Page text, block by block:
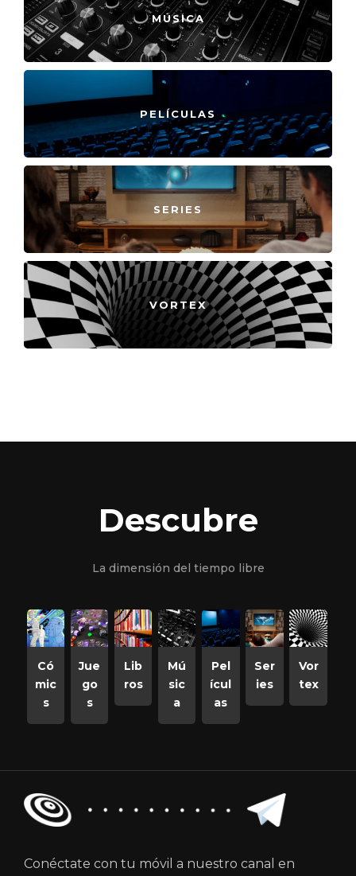
MÚSICA
PELÍCULAS
SERIES
VORTEX
Descubre
La dimensión del tiempo libre
Có
mic
s
Jue
go
s
Lib
ros
Mú
sic
a
Pel
ícul
as
Ser
ies
Vor
tex
Conéctate con tu móvil a nuestro canal en